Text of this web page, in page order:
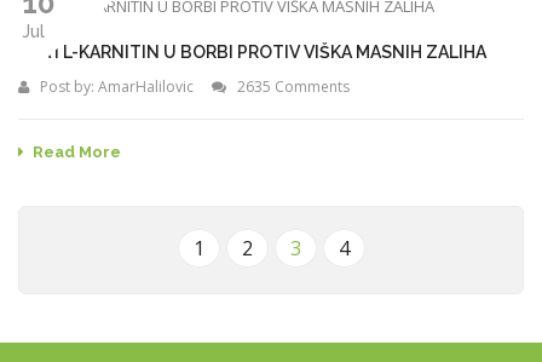
Jul
CLA I L-KARNITIN U BORBI PROTIV VIŠKA MASNIH ZALIHA
Post by: AmarHalilovic 2635 Comments
Read More
1 2 3 4